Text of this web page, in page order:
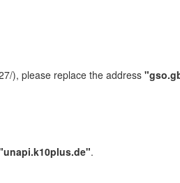
), please replace the address
.